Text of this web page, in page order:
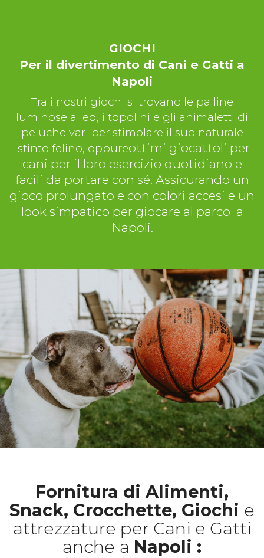
GIOCHI
Per il divertimento di Cani e Gatti a
Napoli
Tra i nostri giochi si trovano le palline
luminose a led, i topolini e gli animaletti di
peluche vari per stimolare il suo naturale
istinto felino, oppureottimi giocattoli per
cani per il loro esercizio quotidiano e
facili da portare con sé. Assicurando un
gioco prolungato e con colori accesi e un
look simpatico per giocare al parco a
Napoli.
Fornitura di Alimenti,
Snack, Crocchette, Giochi e
attrezzature per Cani e Gatti
anche a Napoli :